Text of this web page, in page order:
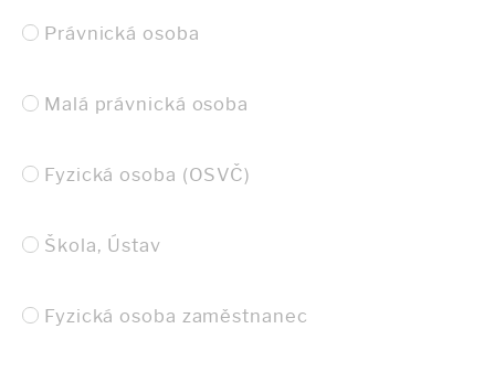
Právnická osoba
Malá právnická osoba
Fyzická osoba (OSVČ)
Škola, Ústav
Fyzická osoba zaměstnanec